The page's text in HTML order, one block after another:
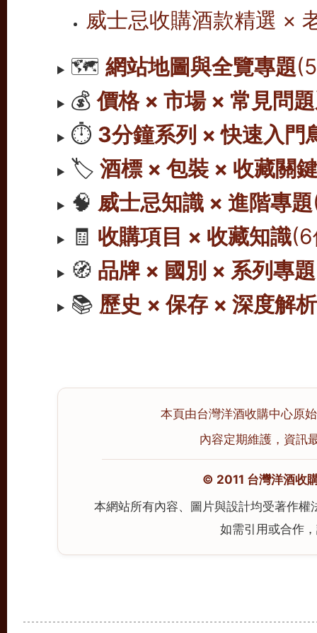
威士忌收購酒款精選 ×
🗺️網站地圖與全覽專題
💰價格 × 市場 × 常見問
⏱️ 3分鐘系列 × 快速入門
🏷️酒標 × 包裝 × 收藏關
🧠 威士忌知識 × 進階專題
🧾 收購項目 × 收藏知識
🧭 品牌 × 國別 × 系列專題
📚 歷史 × 保存 × 深度解析
本頁由台灣洋酒收購中心原
內容定期維護，資訊
© 2011 台灣洋酒收
本網站所有內容、圖片與設計均受著作
如需引用或合作